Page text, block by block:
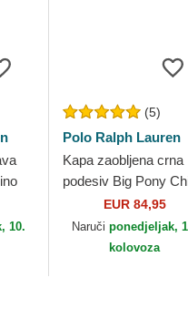
10.
(5)
Polo Ralph Lauren
Kapa zaobljena crna
podesiv Big Pony
Classic Sport Polo
Ralph Lauren
EUR 84,95
Naruči ponedjeljak,
kolovoza